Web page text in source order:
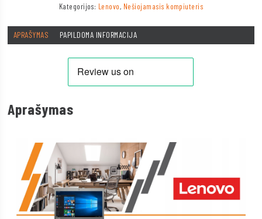
Kategorijos: Lenovo, Nešiojamasis kompiuteris
APRAŠYMAS PAPILDOMA INFORMACIJA
Aprašymas